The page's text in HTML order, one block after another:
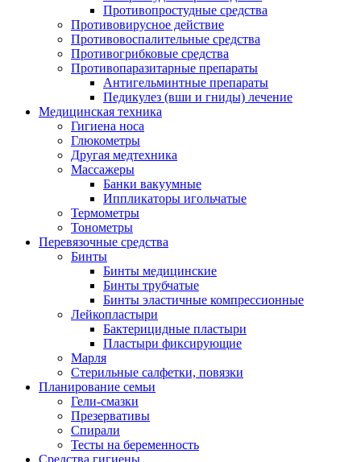
Противопростудные средства
Противовирусное действие
Противовоспалительные средства
Противогрибковые средства
Противопаразитарные препараты
Антигельминтные препараты
Педикулез (вши и гниды) лечение
Медицинская техника
Гигиена носа
Глюкометры
Другая медтехника
Массажеры
Банки вакуумные
Иппликаторы игольчатые
Термометры
Тонометры
Перевязочные средства
Бинты
Бинты медицинские
Бинты трубчатые
Бинты эластичные компрессионные
Лейкопластыри
Бактерицидные пластыри
Пластыри фиксирующие
Марля
Стерильные салфетки, повязки
Планирование семьи
Гели-смазки
Презервативы
Спирали
Тесты на беременность
Средства гигиены